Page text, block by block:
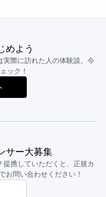
めよう
際に訪れた人の体験談。今
ック！
サー大募集
携していただくと、正規カ
お問い合わせください！